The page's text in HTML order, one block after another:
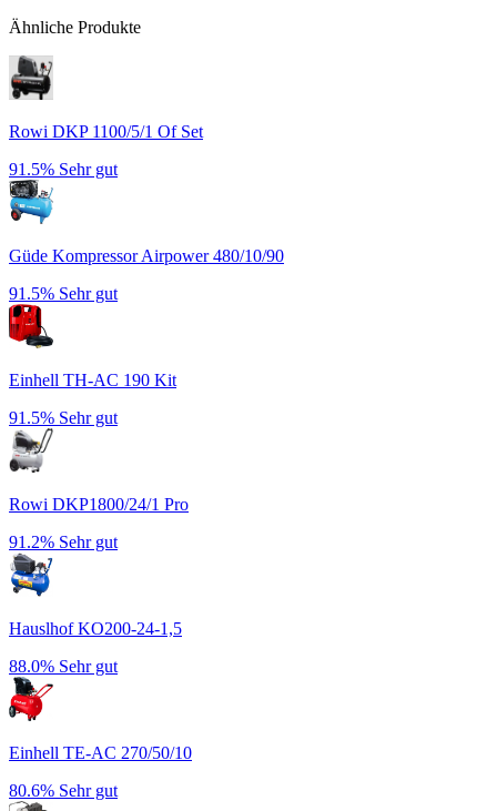
Ähnliche Produkte
Rowi DKP 1100/5/1 Of Set
91.5% Sehr gut
Güde Kompressor Airpower 480/10/90
91.5% Sehr gut
Einhell TH-AC 190 Kit
91.5% Sehr gut
Rowi DKP1800/24/1 Pro
91.2% Sehr gut
Hauslhof KO200-24-1,5
88.0% Sehr gut
Einhell TE-AC 270/50/10
80.6% Sehr gut